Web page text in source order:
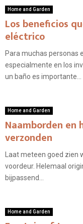
Home and Garden
Los beneficios
eléctrico
Para muchas personas
especialmente en los
un baño es importante...
Home and Garden
Naamborden en
verzonden
Laat meteen goed zien
voordeur. Helemaal
bijpassend...
Home and Garden